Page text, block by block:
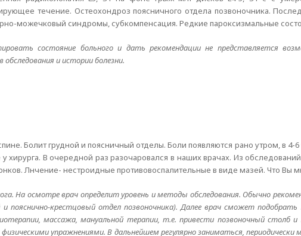
течение. Остеохондроз поясничного отдела позвоночника.
можечковый синдромы, субкомпенсация. Редкие пароксизмальные
состояние больного и дать рекомендации не представляется
и истории болезни.
Болит грудной и поясничный отделы. Боли появляются рано утром, в 4-
хирурга. В очередной раз разочаровался в наших врачах. Из
Лнчение- нестроидные противовоспалительные в виде мазей. Что Вы
На осмотре врач определит уровень и методы обследования. Обычно
и пояснично-крестцовый отдел позвоночника). Далее врач сможет
массажа, мануальной терапии, т.е. привести позвоночный
упражнениями. В дальнейшем регулярно заниматься,